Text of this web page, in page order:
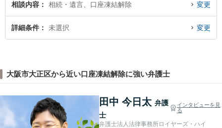
相談内容 相続・遺言、口座凍結解除 変更
詳細条件 未選択 変更
大阪市大正区から近い口座凍結解除に強い弁護士
田中 今日太 弁護
士
インタビューを見
る
弁護士法人法律事務所ロイヤーズ・ハイ